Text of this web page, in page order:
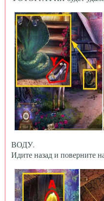
ВОДУ.
Идите назад и поверните